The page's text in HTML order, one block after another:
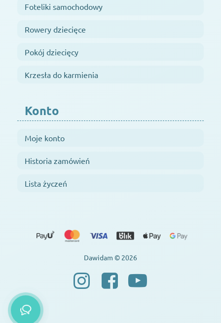
Foteliki samochodowy
Rowery dziecięce
Pokój dziecięcy
Krzesła do karmienia
Konto
Moje konto
Historia zamówień
Lista życzeń
Dawidam © 2026